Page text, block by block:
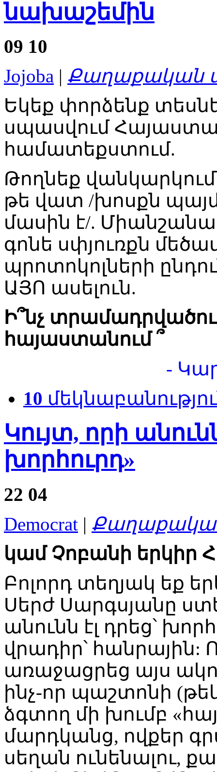
նախաշեմին
09 10
Jojoba | Քաղաքական
Եկեք փորձենք
սպասվում
համատեքստում.
Թողնեք
թե վատ /խոսքն
մասին է/.
գոնե սփյուռքն
պրոտոկոլների
ԱՅՈ ասելուն.
Ի՞նչ
հայաստանում ՞
-
10
Կույտ, որի
խորհուրդ»
22 04
Democrat |
կամ Չոբանի երկիր
Բոլորդ տեղյակ եք
Սերժ Սարգսյանը
անունն էլ դրեց՝
վրադիր՝ հանրային:
առաջացրեց այս
ինչ-որ պաշտոնի
ձգտող մի խումբ
մարդկանց, ովքեր
սեղան ունենալու,